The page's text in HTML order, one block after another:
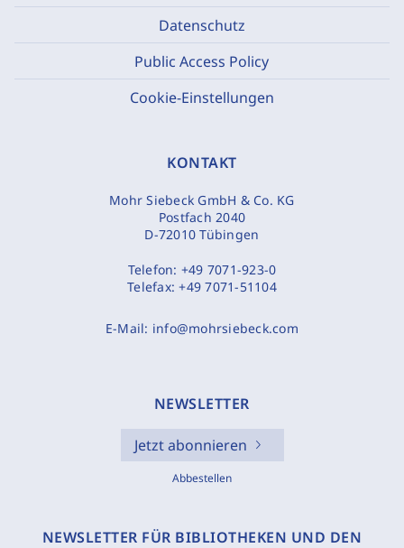
Datenschutz
Public Access Policy
Cookie-Einstellungen
KONTAKT
Mohr Siebeck GmbH & Co. KG
Postfach 2040
D-72010 Tübingen
Telefon: +49 7071-923-0
Telefax:+49 7071-51104
E-Mail: info@mohrsiebeck.com
NEWSLETTER
Jetzt abonnieren
Abbestellen
NEWSLETTER FÜR BIBLIOTHEKEN UND DEN